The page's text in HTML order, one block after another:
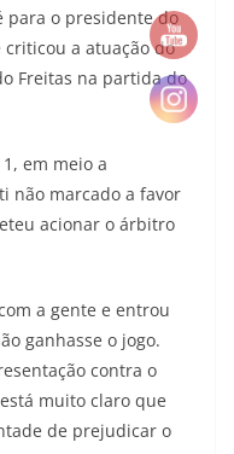
para o presidente do
a atuação do
Freitas na partida do
em meio a
não marcado a favor
acionar o árbitro
a gente e entrou
ganhasse o jogo.
contra o
muito claro que
de prejudicar o